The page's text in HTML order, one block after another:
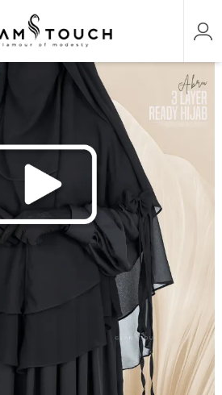
LAYER READY HIJAB/ABRU 3 LAYER HIJAB